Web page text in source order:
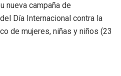
nueva campaña de
Día Internacional contra la
de mujeres, niñas y niños (23